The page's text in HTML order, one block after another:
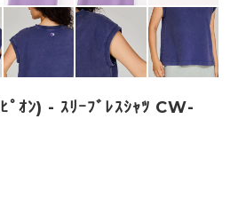
ｵﾝ) - ｽﾘｰﾌﾞﾚｽｼｬﾂ CW-